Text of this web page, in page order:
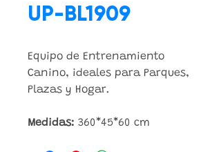
UP-BL1909
Equipo de Entrenamiento
Canino, ideales para Parques,
Plazas y Hogar.
Medidas: 360*45*60 cm